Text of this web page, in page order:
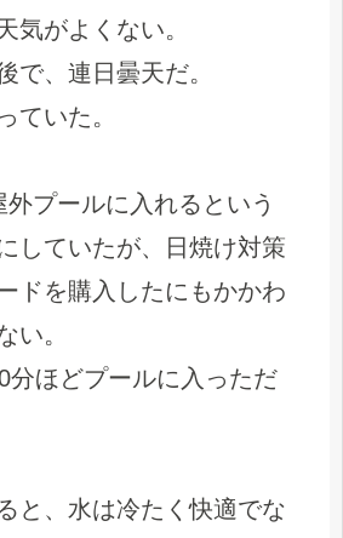
気がよくない。
で、連日曇天だ。
ていた。
プールに入れるという
していたが、日焼け対策
ドを購入したにもかかわ
い。
分ほどプールに入っただ
と、水は冷たく快適でな